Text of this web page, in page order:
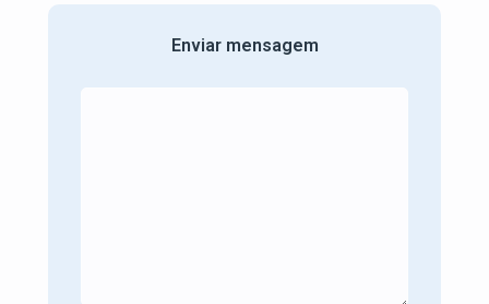
Enviar mensagem